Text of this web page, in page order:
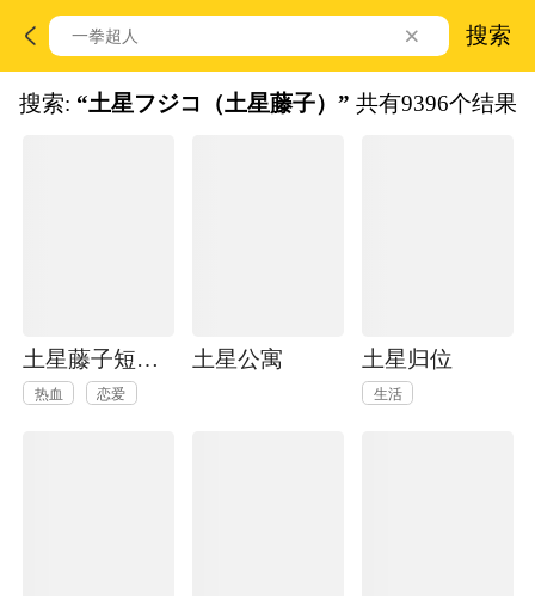
搜索
搜索: “土星フジコ（土星藤子）” 共有9396个结果
土星藤子短篇集
热血 恋爱
土星公寓 土星归位
生活